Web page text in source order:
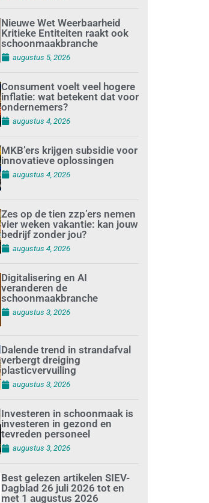
Nieuwe Wet Weerbaarheid
Kritieke Entiteiten raakt ook
schoonmaakbranche
augustus 5, 2026
Consument voelt veel hogere
inflatie: wat betekent dat voor
ondernemers?
augustus 4, 2026
MKB’ers krijgen subsidie voor
innovatieve oplossingen
augustus 4, 2026
Zes op de tien zzp’ers nemen
vier weken vakantie: kan jouw
bedrijf zonder jou?
augustus 4, 2026
Digitalisering en AI
veranderen de
schoonmaakbranche
augustus 3, 2026
Dalende trend in strandafval
verbergt dreiging
plasticvervuiling
augustus 3, 2026
Investeren in schoonmaak is
investeren in gezond en
tevreden personeel
augustus 3, 2026
Best gelezen artikelen SIEV-
Dagblad 26 juli 2026 tot en
met 1 augustus 2026